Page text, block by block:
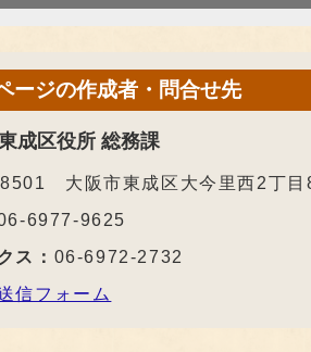
ージの作成者・問合せ先
成区役所 総務課
大阪市東成区大今里西2丁目
6977-9625
ス： 06-6972-2732
信フォーム